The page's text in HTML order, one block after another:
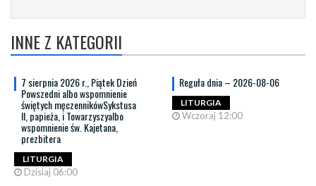
INNE Z KATEGORII
7 sierpnia 2026 r., Piątek Dzień
Powszedni albo wspomnienie
świętych męczennikówSykstusa
II, papieża, i Towarzyszyalbo
wspomnienie św. Kajetana,
prezbitera
LITURGIA
Dzisiaj 06:00
Reguła dnia – 2026-08-06
LITURGIA
Wczoraj 12:00